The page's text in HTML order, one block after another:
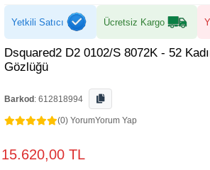
Yetkili Satıcı Ücretsiz Kargo
Dsquared2 D2 0102/S 8072K - 52
Gözlüğü
Barkod : 612818994
(0) YorumYorum Yap
15.620,00 TL